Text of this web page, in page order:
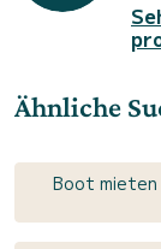
Ähnliche
Boot mieten